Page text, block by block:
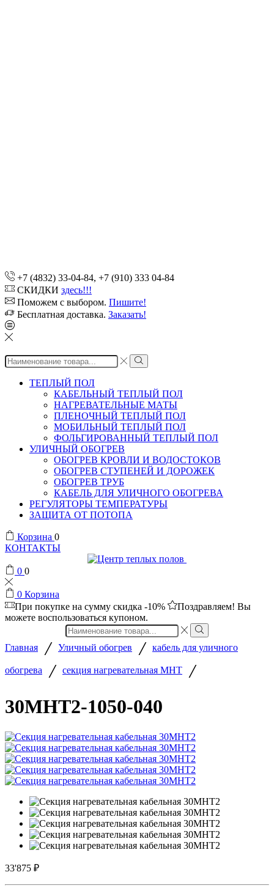
+7 (4832) 33-04-84, +7 (910) 333 04-84
СКИДКИ здесь!!!
Поможем с выбором. Пишите!
Бесплатная доставка. Заказать!
Search
input
ТЕПЛЫЙ ПОЛ
КАБЕЛЬНЫЙ ТЕПЛЫЙ ПОЛ
НАГРЕВАТЕЛЬНЫЕ МАТЫ
ПЛЕНОЧНЫЙ ТЕПЛЫЙ ПОЛ
МОБИЛЬНЫЙ ТЕПЛЫЙ ПОЛ
ФОЛЬГИРОВАННЫЙ ТЕПЛЫЙ ПОЛ
УЛИЧНЫЙ ОБОГРЕВ
ОБОГРЕВ КРОВЛИ И ВОДОСТОКОВ
ОБОГРЕВ СТУПЕНЕЙ И ДОРОЖЕК
ОБОГРЕВ ТРУБ
КАБЕЛЬ ДЛЯ УЛИЧНОГО ОБОГРЕВА
РЕГУЛЯТОРЫ ТЕМПЕРАТУРЫ
ЗАЩИТА ОТ ПОТОПА
Корзина 0
КОНТАКТЫ
0 0
0 Корзина
При покупке на сумму скидка -10%
Поздравляем! Вы
можете воспользоваться купоном.
Search
input
Главная / Уличный обогрев / кабель для уличного
обогрева / секция нагревательная МНТ
/
30МНТ2-1050-040
33'875 ₽